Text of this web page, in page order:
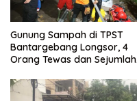
Gunung Sampah di TPST
Bantargebang Longsor, 4
Orang Tewas dan Sejumlah